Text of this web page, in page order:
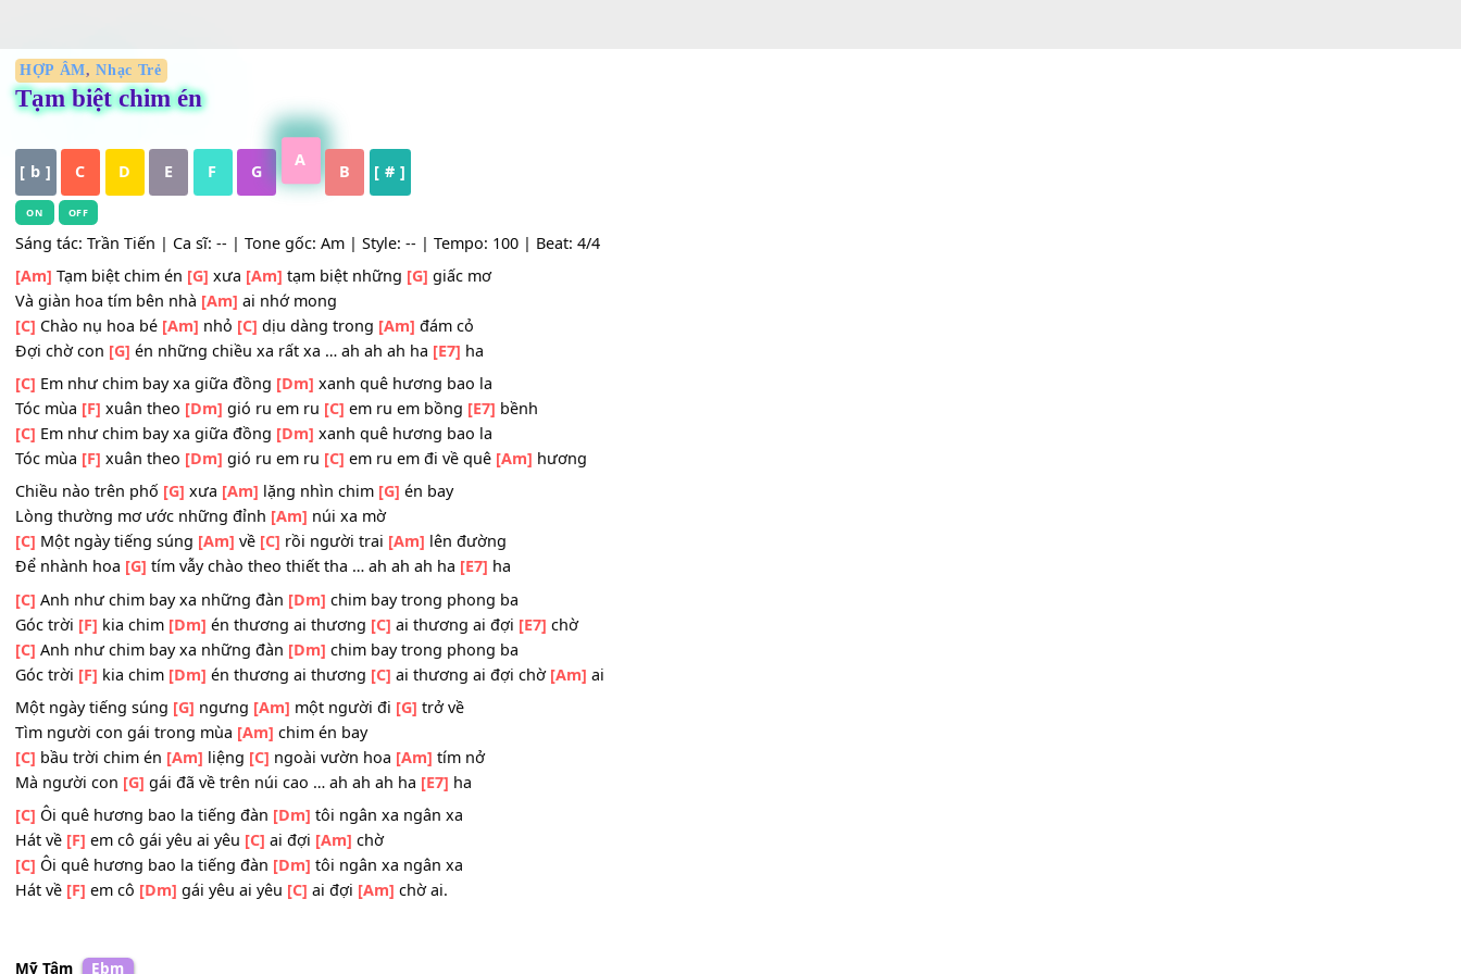
Tạm biệt chim én
[ b ] C D E F G B [ # ]
ON
Sáng tác: Trần Tiến | Ca sĩ: -- | Tone gốc: Am | Style: -- | Tempo: 100 | Beat: 4/4
[Am]Tạm biệt chim én [G]xưa[Am]tạm biệt những[G]giấc mơ
Và giàn hoa tím bên nhà[Am]ai nhớ mong
[C]Chào nụ hoa bé [Am]nhỏ[C]dịu dàng trong [Am]đám cỏ
Đợi chờ con[G]én những chiều xa rất xa … ah ah ah ha [E7]
[C]Em như chim bay xa giữa đồng [Dm]xanh quê hương bao la
Tóc mùa[F]xuân theo[Dm]gió ru em ru [C]em ru em bồng
[C] Em như chim bay xa giữa đồng [Dm]xanh quê hương bao la
Tóc mùa [F]xuân theo[Dm] gió ru em ru [C]em ru em đi về quê
Chiều nào trên phố[G]xưa[Am] lặng nhìn chim[G] én bay
Lòng thường mơ ước những đỉnh[Am]núi xa mờ
[C] Một ngày tiếng súng[Am]về [C]rồi người trai[Am]lên đường
Để nhành hoa[G]tím vẫy chào theo thiết tha … ah ah ah ha[E7]ha
[C]Anh như chim bay xa những đàn[Dm]chim bay trong phong ba
Góc trời [F] kia chim [Dm] én thương ai thương [C] ai thương ai đợi
[C] Anh như chim bay xa những đàn [Dm]chim bay trong phong ba
Góc trời[F] kia chim [Dm] én thương ai thương [C]
Một ngày tiếng súng [G]ngưng[Am]một người đi
Tìm người con gái trong mùa[Am]chim én bay
[C]bầu trời chim én[Am]liệng[C]ngoài vườn hoa[Am]
[C] Ôi quê hương bao la tiếng đàn